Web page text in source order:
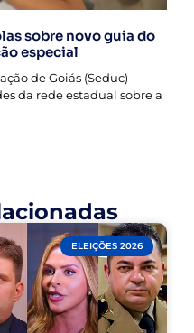
sobre novo guia do
especial
de Goiás (Seduc)
da rede estadual sobre a
ELEIÇÕES 2026